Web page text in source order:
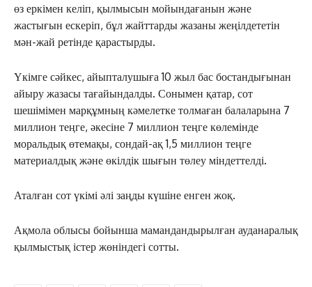
өз еркімен келіп, қылмысын мойындағанын және
жастығын ескеріп, бұл жайттарды жазаны жеңілдететін
мән-жай ретінде қарастырды.
Үкімге сәйкес, айыпталушыға 10 жыл бас бостандығынан
айыру жазасы тағайындалды. Сонымен қатар, сот
шешімімен марқұмның кәмелетке толмаған балаларына 7
миллион теңге, әкесіне 7 миллион теңге көлемінде
моральдық өтемақы, сондай-ақ 1,5 миллион теңге
материалдық және өкілдік шығын төлеу міндеттелді.
Аталған сот үкімі әлі заңды күшіне енген жоқ.
Ақмола облысы бойынша мамандандырылған ауданаралық
қылмыстық істер жөніндегі сотты.